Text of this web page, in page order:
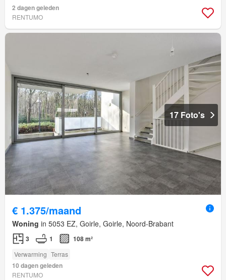
2 dagen geleden
RENTUMO
17 Foto's
€ 1.375/maand
Woning in 5053 EZ, Goirle, Goirle, Noord-Brabant
3 1 108 m²
Verwarming Terras
10 dagen geleden
RENTUMO